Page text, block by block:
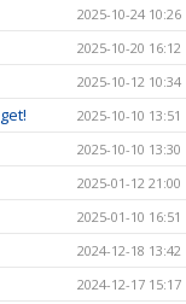
2025-10-24 10:26
2025-10-20 16:12
2025-10-12 10:34
2025-10-10 13:51
2025-10-10 13:30
2025-01-12 21:00
2025-01-10 16:51
2024-12-18 13:42
2024-12-17 15:17